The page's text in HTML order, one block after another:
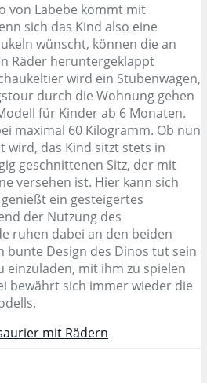
von Labebe kommt mit
sich das Kind also eine
wünscht, können die an
Räder heruntergeklappt
wird ein Stubenwagen,
durch die Wohnung gehen
für Kinder ab 6 Monaten.
maximal 60 Kilogramm. Ob nun
wird, das Kind sitzt stets in
geschnittenen Sitz, der mit
versehen ist. Hier kann sich
ein gesteigertes
der Nutzung des
ruhen dabei an den beiden
bunte Design des Dinos tut sein
einzuladen, mit ihm zu spielen
bewährt sich immer wieder die
mit Rädern